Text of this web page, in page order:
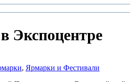
Экспоцентре
, Ярмарки и Фестивали